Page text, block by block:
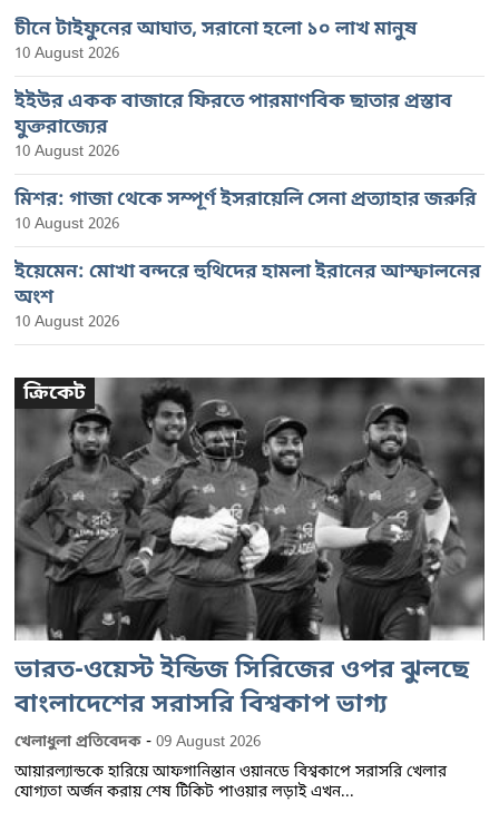
চীনে টাইফুনের আঘাত, সরানো হলো ১০ লাখ মানুষ
10 August 2026
ইইউর একক বাজারে ফিরতে পারমাণবিক ছাতার প্রস্তাব
যুক্তরাজ্যের
10 August 2026
মিশর: গাজা থেকে সম্পূর্ণ ইসরায়েলি সেনা প্রত্যাহার জরুরি
10 August 2026
ইয়েমেন: মোখা বন্দরে হুথিদের হামলা ইরানের আস্ফালনের
অংশ
10 August 2026
ক্রিকেট
ভারত-ওয়েস্ট ইন্ডিজ সিরিজের ওপর ঝুলছে
বাংলাদেশের সরাসরি বিশ্বকাপ ভাগ্য
খেলাধুলা প্রতিবেদক - 09 August 2026
আয়ারল্যান্ডকে হারিয়ে আফগানিস্তান ওয়ানডে বিশ্বকাপে সরাসরি খেলার
যোগ্যতা অর্জন করায় শেষ টিকিট পাওয়ার লড়াই এখন...